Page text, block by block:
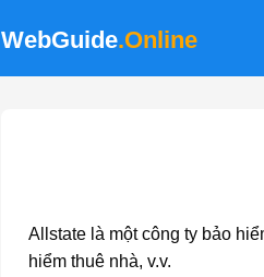
WebGuide.Online
Allstate là một công ty bảo
hiểm thuê nhà, v.v.